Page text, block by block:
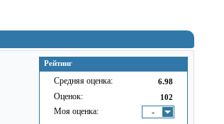
Рейтинг
Средняя оценка: 6.98
Оценок: 102
Моя оценка: -